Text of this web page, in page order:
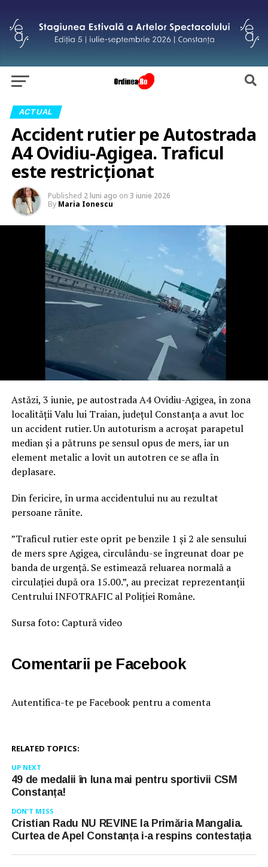
ACTUAL
Accident rutier pe Autostrada
A4 Ovidiu-Agigea. Traficul
este restricționat
Published 2 luni ago on 3 iunie 2026
By Maria Ionescu
Astăzi, 3 iunie, pe autostrada A4 Ovidiu-Agigea, în zona
localității Valu lui Traian, județul Constanța a avut loc
un accident rutier. Un autoturism a acroșat parapetul
median și a pătruns pe sensul opus de mers, iar un
element metalic a lovit un autotren ce se afla în
deplasare.
Din fericire, în urma accidentului nu au rezultat
persoane rănite.
”Traficul rutier este oprit pe benzile 1 și 2 ale sensului
de mers spre Agigea, circulându-se îngreunat doar pe
banda de urgență. Se estimează reluarea normală a
circulației după ora 15.00.”, au precizat reprezentanții
Centrului INFOTRAFIC al Poliției Române.
Sursa foto: Captură video
Comentarii pe Facebook
Autentifica-te pe Facebook pentru a comenta
RELATED TOPICS:
UP NEXT
49 de medalii în luna mai pentru sportivii CSM
Constanța!
DON'T MISS
Cristian Radu NU REVINE la Primăria Mangalia.
Curtea de Apel Constanța i-a respins contestația